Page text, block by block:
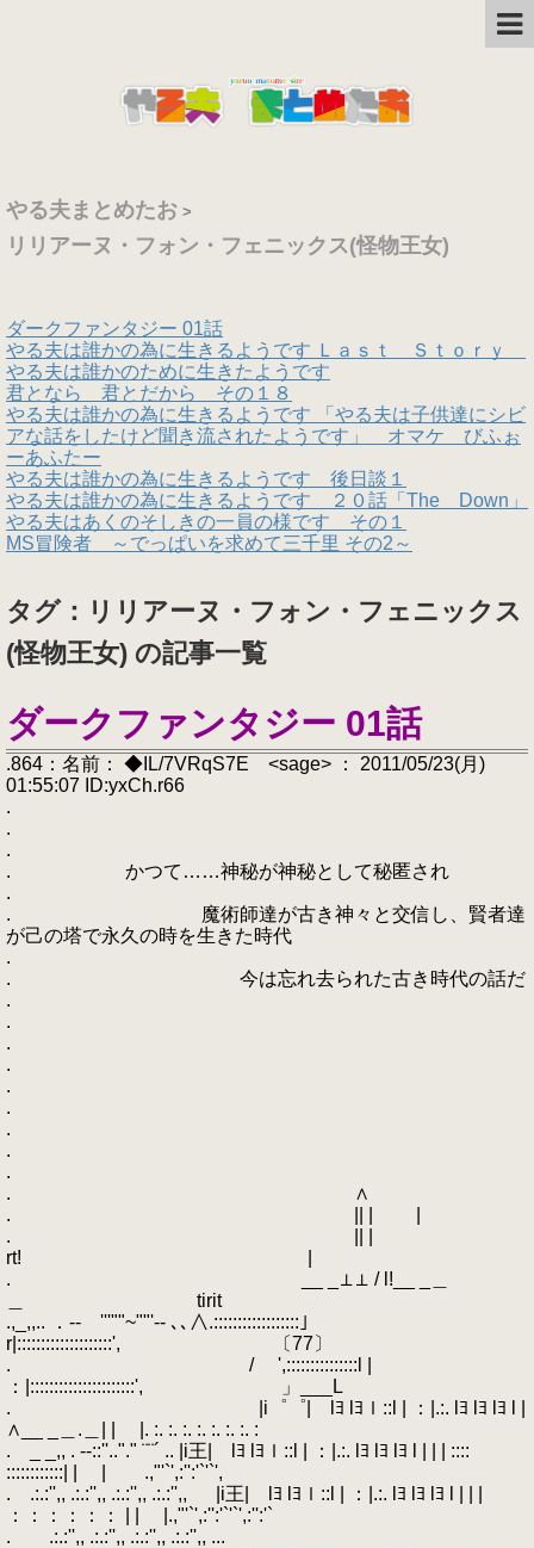
やる夫まとめたお >
リリアーヌ・フォン・フェニックス(怪物王女)
ダークファンタジー 01話
やる夫は誰かの為に生きるようです Ｌａｓｔ Ｓｔｏｒｙ
やる夫は誰かのために生きたようです
君となら 君とだから その１８
やる夫は誰かの為に生きるようです 「やる夫は子供達にシビ
アな話をしたけど聞き流されたようです」 オマケ びふぉ
ーあふたー
やる夫は誰かの為に生きるようです 後日談１
やる夫は誰かの為に生きるようです ２０話「The Down」
やる夫はあくのそしきの一員の様です その１
MS冒険者 ～でっぱいを求めて三千里 その2～
タグ：リリアーヌ・フォン・フェニックス
(怪物王女) の記事一覧
ダークファンタジー 01話
.864：名前： ◆IL/7VRqS7E <sage> ： 2011/05/23(月)
01:55:07 ID:yxCh.r66
.
.
.
. かつて……神秘が神秘として秘匿され
.
. 魔術師達が古き神々と交信し、賢者達
が己の塔で永久の時を生きた時代
.
. 今は忘れ去られた古き時代の話だ
.
.
.
.
.
.
.
.
.
. ∧
. || | |
. || |
rt! |
. __ _⊥⊥ / l!__ _＿
＿ tirit
.,_,,.. ．-‐ '''""~""'‐- ､､∧.::::::::::::::::::」
r|::::::::::::::::::::', 〔77〕
. / ',:::::::::::::::l |
：|::::::::::::::::::::::', 」___L
. |i゜゜| lﾖ lﾖｌ::l | ：|.:. lﾖ lﾖ lﾖ l |
∧__ _＿.＿| | |. :. :. :. :. :. :. :. :
. _ _,, . -‐::''.."." ¨¨´ .. |i王| lﾖ lﾖｌ::l | ：|.:. lﾖ lﾖ lﾖ l | | | ::::
::::::::::::| | | .,"'`',:'':'`'`',
. .:.:'',, .:.:'',, .:.:'',, .:.:'',, |i王| lﾖ lﾖｌ::l | ：|.:. lﾖ lﾖ lﾖ l | | |
：：：：：： | | |.,"'`',:'':'`'`',:'':'`
. .:.:'',, .:.:'',, .:.:'',, .:.:'',, ...